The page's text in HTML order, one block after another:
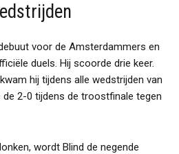
voor de Amsterdammers en
duels. Hij scoorde drie keer.
hij tijdens alle wedstrijden van
de 2-0 tijdens de troostfinale tegen
wordt Blind de negende